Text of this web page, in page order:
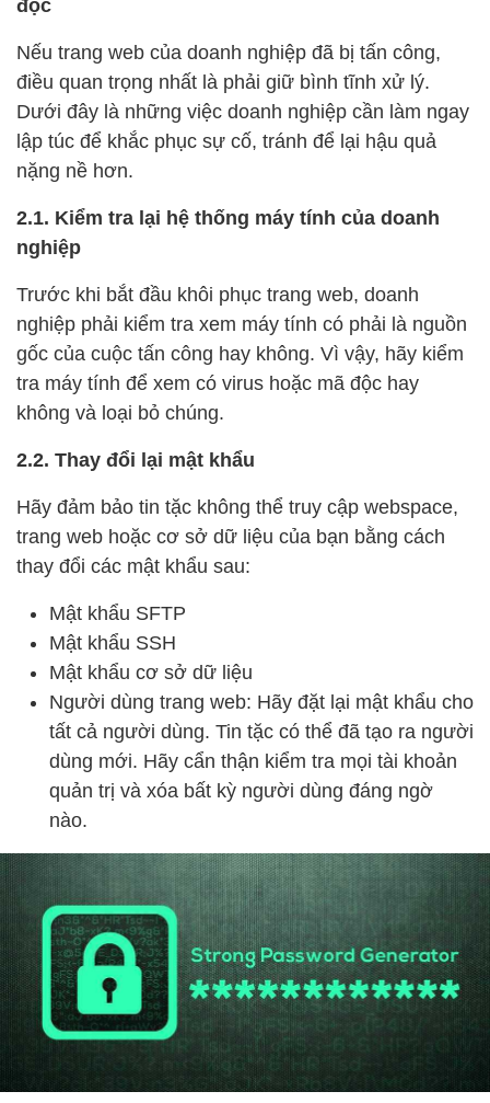
độc
Nếu trang web của doanh nghiệp đã bị tấn công,
điều quan trọng nhất là phải giữ bình tĩnh xử lý.
Dưới đây là những việc doanh nghiệp cần làm ngay
lập túc để khắc phục sự cố, tránh để lại hậu quả
nặng nề hơn.
2.1. Kiểm tra lại hệ thống máy tính của doanh
nghiệp
Trước khi bắt đầu khôi phục trang web, doanh
nghiệp phải kiểm tra xem máy tính có phải là nguồn
gốc của cuộc tấn công hay không. Vì vậy, hãy kiểm
tra máy tính để xem có virus hoặc mã độc hay
không và loại bỏ chúng.
2.2. Thay đổi lại mật khẩu
Hãy đảm bảo tin tặc không thể truy cập webspace,
trang web hoặc cơ sở dữ liệu của bạn bằng cách
thay đổi các mật khẩu sau:
Mật khẩu SFTP
Mật khẩu SSH
Mật khẩu cơ sở dữ liệu
Người dùng trang web: Hãy đặt lại mật khẩu cho
tất cả người dùng. Tin tặc có thể đã tạo ra người
dùng mới. Hãy cẩn thận kiểm tra mọi tài khoản
quản trị và xóa bất kỳ người dùng đáng ngờ
nào.